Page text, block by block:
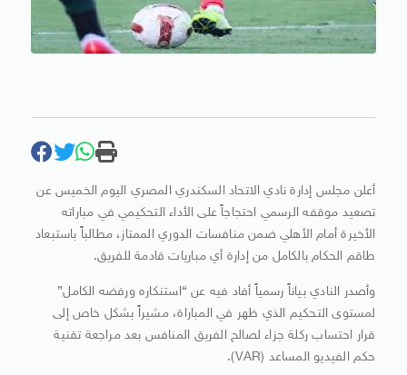
أعلن مجلس إدارة نادي الاتحاد السكندري المصري اليوم الخميس عن
تصعيد موقفه الرسمي احتجاجاً على الأداء التحكيمي في مباراته
الأخيرة أمام الأهلي ضمن منافسات الدوري الممتاز، مطالباً باستبعاد
طاقم الحكام بالكامل من إدارة أي مباريات قادمة للفريق.
وأصدر النادي بياناً رسمياً أفاد فيه عن “استنكاره ورفضه الكامل”
لمستوى التحكيم الذي ظهر في المباراة، مشيراً بشكل خاص إلى
قرار احتساب ركلة جزاء لصالح الفريق المنافس بعد مراجعة تقنية
حكم الفيديو المساعد (VAR).